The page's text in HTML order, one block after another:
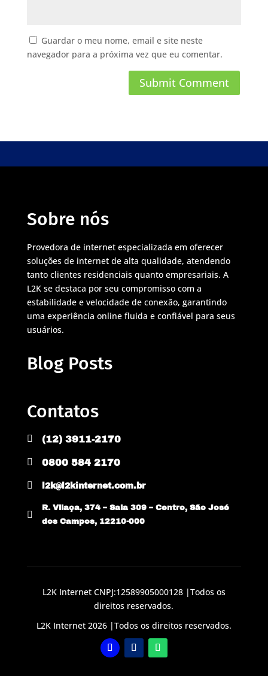
Guardar o meu nome, email e site neste
navegador para a próxima vez que eu comentar.
Sobre nós
Provedora de internet especializada em oferecer
soluções de internet de alta qualidade, atendendo
tanto clientes residenciais quanto empresariais. A
L2K se destaca por seu compromisso com a
estabilidade e velocidade de conexão, garantindo
uma experiência online fluida e confiável para seus
usuários.
Blog Posts
Contatos
 (12) 3911-2170
 0800 584 2170
 l2k@l2kinternet.com.br

R. Vilaça, 374 – Sala 309 – Centro, São José
dos Campos, 12210-000
L2K Internet CNPJ:12589905000128 |Todos os
direitos reservados.
L2K Internet 2026 |Todos os direitos reservados.